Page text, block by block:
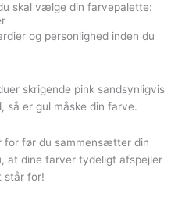
skal vælge din farvepalette:⁠⁠
og personlighed inden du
skrigende pink sandsynligvis
så er gul måske din farve.
for før du sammensætter din
at dine farver tydeligt afspejler
står for!⁠⁠